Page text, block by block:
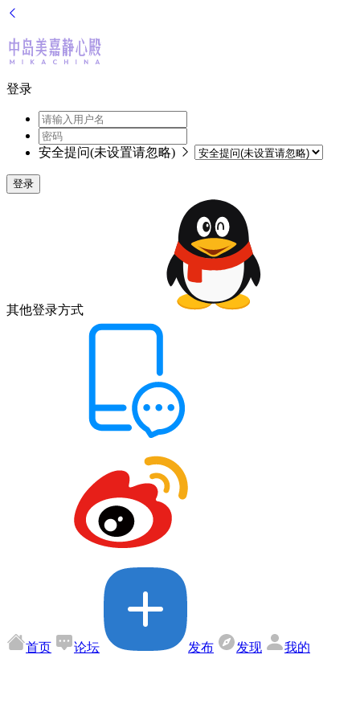
登录
安全提问(未设置请忽略)
登录
其他登录方式
首页 论坛 发布 发现 我的